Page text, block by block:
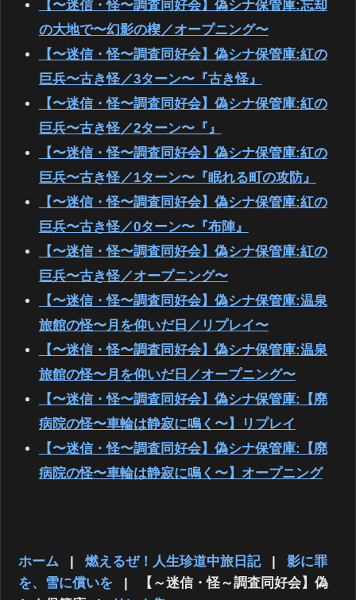
【〜迷信・怪〜調査同好会】偽シナ保管庫:忘却
の大地で〜幻影の楔／オープニング〜
【〜迷信・怪〜調査同好会】偽シナ保管庫:紅の
巨兵〜古き怪／3ターン〜『古き怪』
【〜迷信・怪〜調査同好会】偽シナ保管庫:紅の
巨兵〜古き怪／2ターン〜『』
【〜迷信・怪〜調査同好会】偽シナ保管庫:紅の
巨兵〜古き怪／1ターン〜『眠れる町の攻防』
【〜迷信・怪〜調査同好会】偽シナ保管庫:紅の
巨兵〜古き怪／0ターン〜『布陣』
【〜迷信・怪〜調査同好会】偽シナ保管庫:紅の
巨兵〜古き怪／オープニング〜
【〜迷信・怪〜調査同好会】偽シナ保管庫:温泉
旅館の怪〜月を仰いだ日／リプレイ〜
【〜迷信・怪〜調査同好会】偽シナ保管庫:温泉
旅館の怪〜月を仰いだ日／オープニング〜
【〜迷信・怪〜調査同好会】偽シナ保管庫:【廃
病院の怪〜車輪は静寂に鳴く〜】リプレイ
【〜迷信・怪〜調査同好会】偽シナ保管庫:【廃
病院の怪〜車輪は静寂に鳴く〜】オープニング
ホーム | 燃えるぜ！人生珍道中旅日記 |
影に罪
を、雪に償いを
|
【～迷信・怪～調査同好会】偽